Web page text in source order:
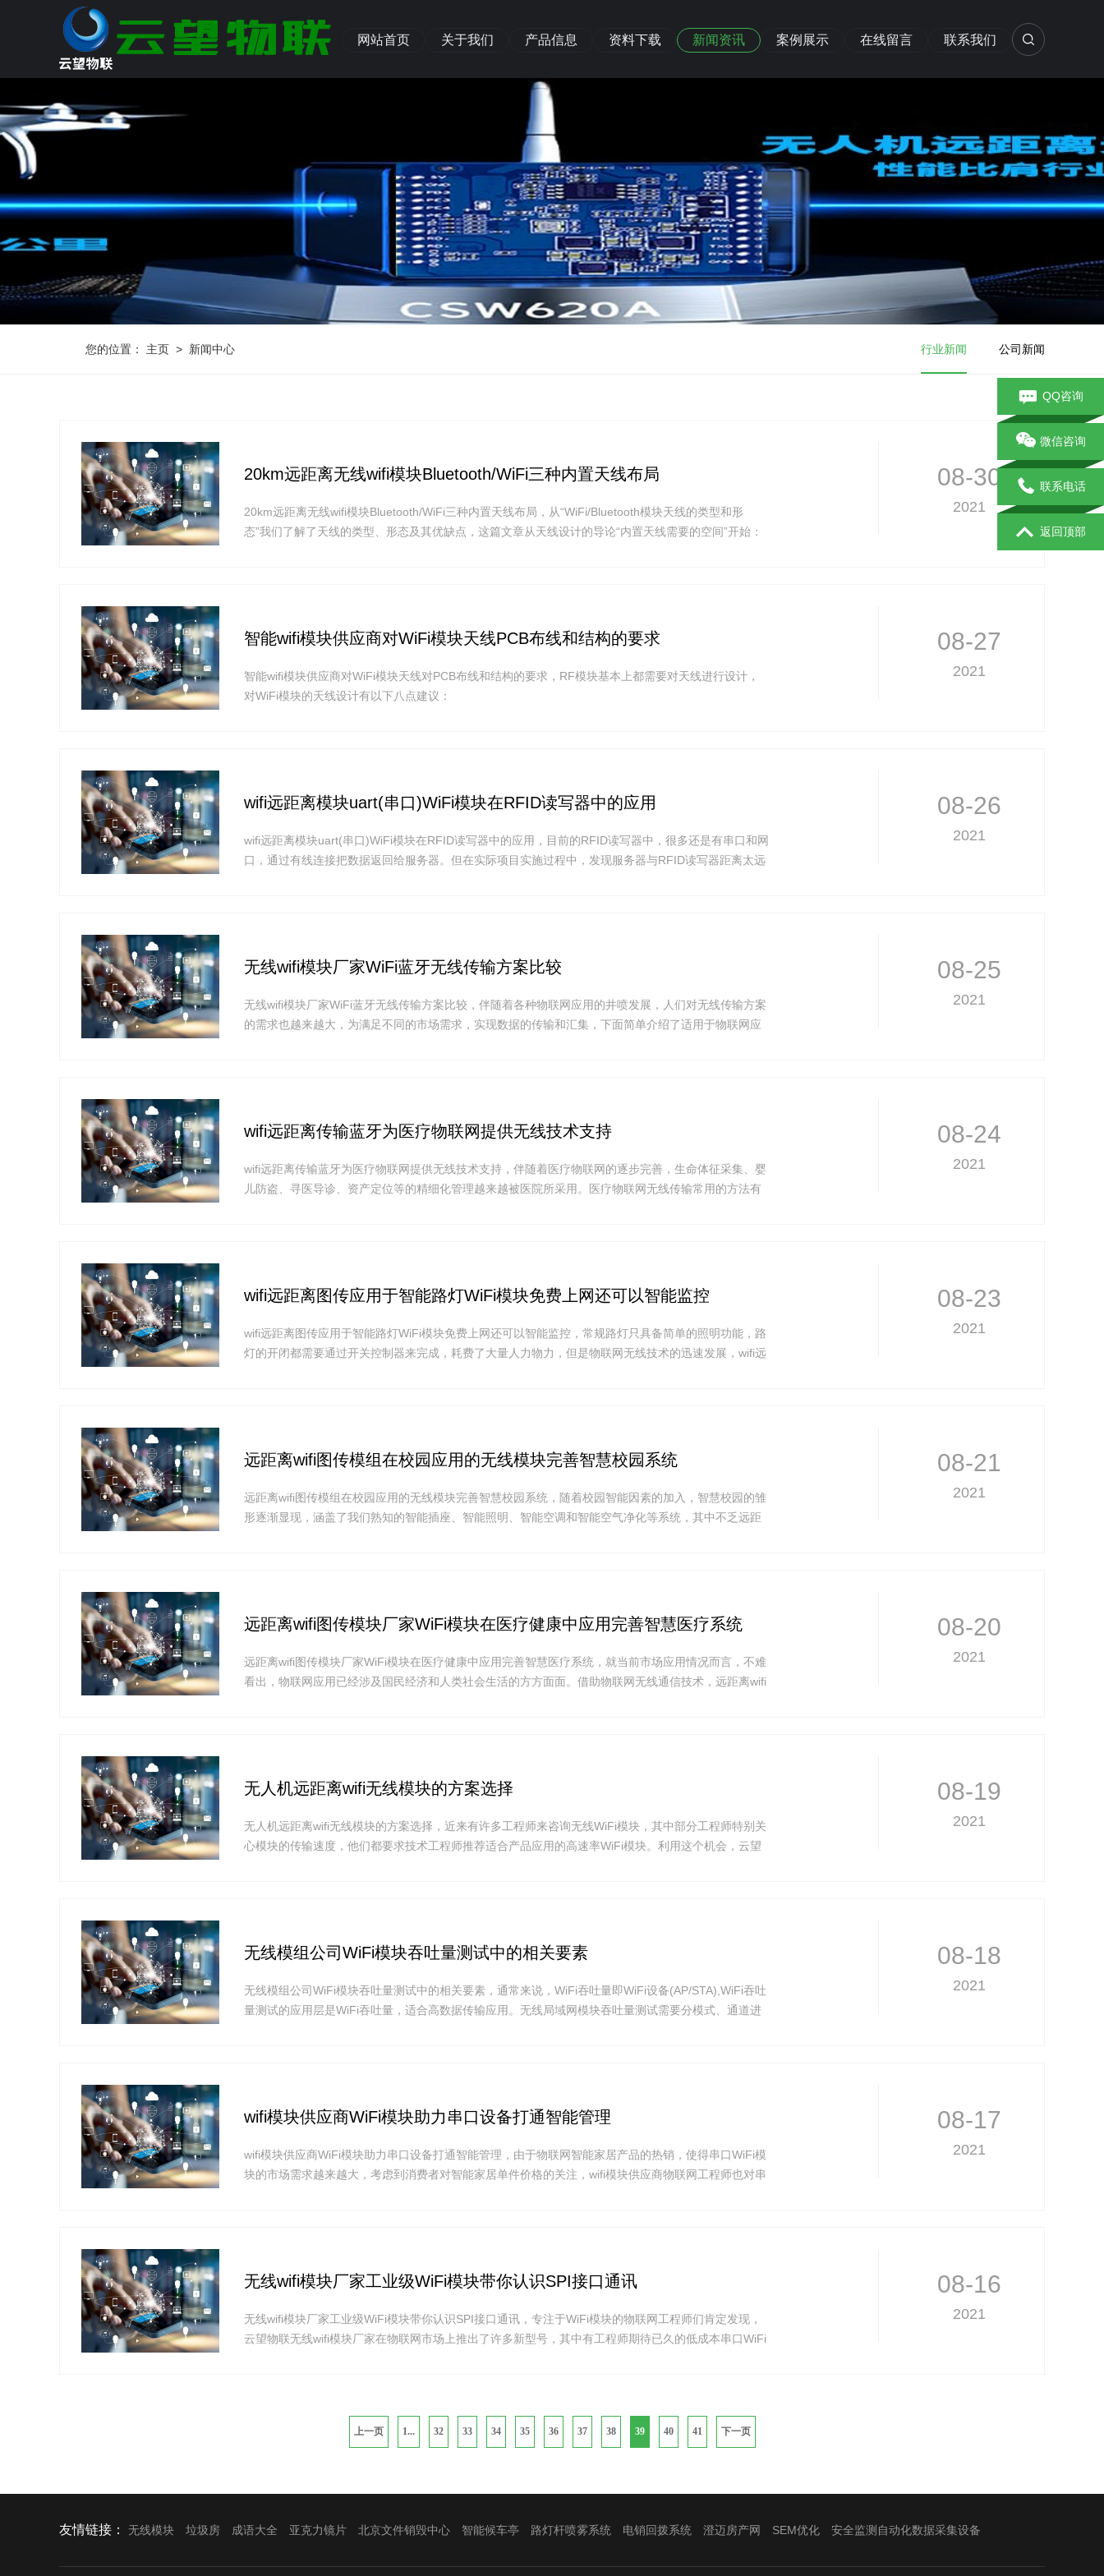
网站首页 关于我们 产品信息 资料下载 新闻资讯 案例展示 在线留言 联系我们
您的位置： 主页 > 新闻中心 行业新闻 公司新闻
08-30
2021
20km远距离无线wifi模块Bluetooth/WiFi三种内置天线布局
20km远距离无线wifi模块Bluetooth/WiFi三种内置天线布局，从“WiFi/Bluetooth模块天线的类型和形
态”我们了解了天线的类型、形态及其优缺点，这篇文章从天线设计的导论“内置天线需要的空间”开始：
08-27
2021
智能wifi模块供应商对WiFi模块天线PCB布线和结构的要求
智能wifi模块供应商对WiFi模块天线对PCB布线和结构的要求，RF模块基本上都需要对天线进行设计，
对WiFi模块的天线设计有以下八点建议：
08-26
2021
wifi远距离模块uart(串口)WiFi模块在RFID读写器中的应用
wifi远距离模块uart(串口)WiFi模块在RFID读写器中的应用，目前的RFID读写器中，很多还是有串口和网
口，通过有线连接把数据返回给服务器。但在实际项目实施过程中，发现服务器与RFID读写器距离太远
08-25
2021
无线wifi模块厂家WiFi蓝牙无线传输方案比较
无线wifi模块厂家WiFi蓝牙无线传输方案比较，伴随着各种物联网应用的井喷发展，人们对无线传输方案
的需求也越来越大，为满足不同的市场需求，实现数据的传输和汇集，下面简单介绍了适用于物联网应
08-24
2021
wifi远距离传输蓝牙为医疗物联网提供无线技术支持
wifi远距离传输蓝牙为医疗物联网提供无线技术支持，伴随着医疗物联网的逐步完善，生命体征采集、婴
儿防盗、寻医导诊、资产定位等的精细化管理越来越被医院所采用。医疗物联网无线传输常用的方法有
08-23
2021
wifi远距离图传应用于智能路灯WiFi模块免费上网还可以智能监控
wifi远距离图传应用于智能路灯WiFi模块免费上网还可以智能监控，常规路灯只具备简单的照明功能，路
灯的开闭都需要通过开关控制器来完成，耗费了大量人力物力，但是物联网无线技术的迅速发展，wifi远
08-21
2021
远距离wifi图传模组在校园应用的无线模块完善智慧校园系统
远距离wifi图传模组在校园应用的无线模块完善智慧校园系统，随着校园智能因素的加入，智慧校园的雏
形逐渐显现，涵盖了我们熟知的智能插座、智能照明、智能空调和智能空气净化等系统，其中不乏远距
08-20
2021
远距离wifi图传模块厂家WiFi模块在医疗健康中应用完善智慧医疗系统
远距离wifi图传模块厂家WiFi模块在医疗健康中应用完善智慧医疗系统，就当前市场应用情况而言，不难
看出，物联网应用已经涉及国民经济和人类社会生活的方方面面。借助物联网无线通信技术，远距离wifi
08-19
2021
无人机远距离wifi无线模块的方案选择
无人机远距离wifi无线模块的方案选择，近来有许多工程师来咨询无线WiFi模块，其中部分工程师特别关
心模块的传输速度，他们都要求技术工程师推荐适合产品应用的高速率WiFi模块。利用这个机会，云望
08-18
2021
无线模组公司WiFi模块吞吐量测试中的相关要素
无线模组公司WiFi模块吞吐量测试中的相关要素，通常来说，WiFi吞吐量即WiFi设备(AP/STA),WiFi吞吐
量测试的应用层是WiFi吞吐量，适合高数据传输应用。无线局域网模块吞吐量测试需要分模式、通道进
08-17
2021
wifi模块供应商WiFi模块助力串口设备打通智能管理
wifi模块供应商WiFi模块助力串口设备打通智能管理，由于物联网智能家居产品的热销，使得串口WiFi模
块的市场需求越来越大，考虑到消费者对智能家居单件价格的关注，wifi模块供应商物联网工程师也对串
?
08-16
2021
无线wifi模块厂家工业级WiFi模块带你认识SPI接口通讯
无线wifi模块厂家工业级WiFi模块带你认识SPI接口通讯，专注于WiFi模块的物联网工程师们肯定发现，
云望物联无线wifi模块厂家在物联网市场上推出了许多新型号，其中有工程师期待已久的低成本串口WiFi
用管脚上的四条线，节省了芯片的管脚，同时为PCB布局节省空间。
上一页 1... 32 33 34 35 36 37 38 39 40 41 下一页
友情链接： 无线模块 垃圾房 成语大全 亚克力镜片 北京文件销毁中心 智能候车亭 路灯杆喷雾系统 电销回拨系统 澄迈房产网 SEM优化 安全监测自动化数据采集设备
QQ咨询
微信咨询
联系电话
返回顶部